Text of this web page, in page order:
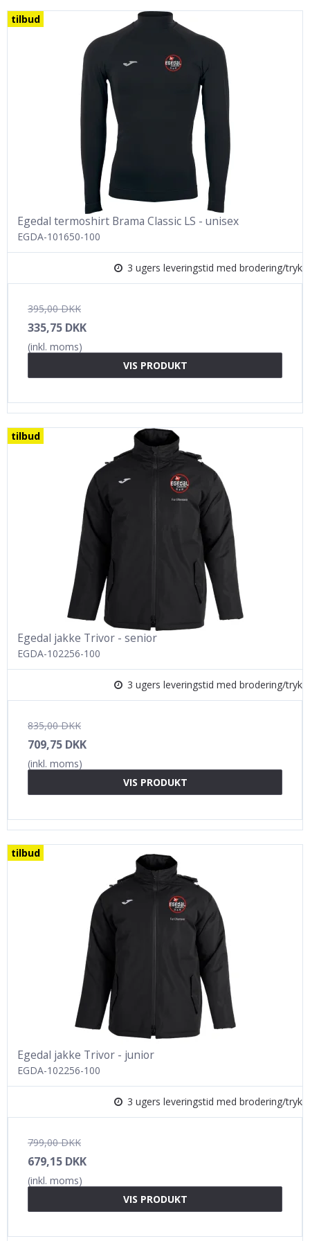
tilbud
Egedal termoshirt Brama Classic LS - unisex
EGDA-101650-100
3 ugers leveringstid med brodering/tryk
395,00 DKK
335,75 DKK
(inkl. moms)
VIS PRODUKT
tilbud
Egedal jakke Trivor - senior
EGDA-102256-100
3 ugers leveringstid med brodering/tryk
835,00 DKK
709,75 DKK
(inkl. moms)
VIS PRODUKT
tilbud
Egedal jakke Trivor - junior
EGDA-102256-100
3 ugers leveringstid med brodering/tryk
799,00 DKK
679,15 DKK
(inkl. moms)
VIS PRODUKT